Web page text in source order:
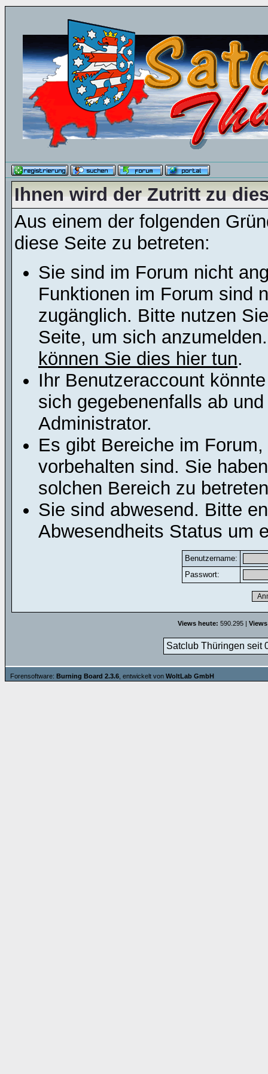
Ihnen wird der Zutritt zu
Aus einem der folgenden
diese Seite zu betreten:
Sie sind im Forum nicht
Funktionen im Forum sind
zugänglich. Bitte nutzen
Seite, um sich
können Sie dies hier tun.
Ihr Benutzeraccount
sich gegebenenfalls ab
Administrator.
Es gibt Bereiche im
vorbehalten sind. Sie
solchen Bereich zu
Sie sind abwesend. Bitte
Abwesendheits Status um
Benutzername:
Passwort:
Views heute: 590.295 |
Satclub Thüringen seit
Forensoftware: Burning Board 2.3.6 , entwickelt von WoltLab GmbH